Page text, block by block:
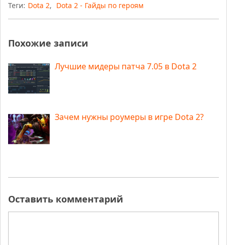
Теги: Dota 2, Dota 2 - Гайды по героям
Похожие записи
Лучшие мидеры патча 7.05 в Dota 2
Зачем нужны роумеры в игре Dota 2?
Оставить комментарий